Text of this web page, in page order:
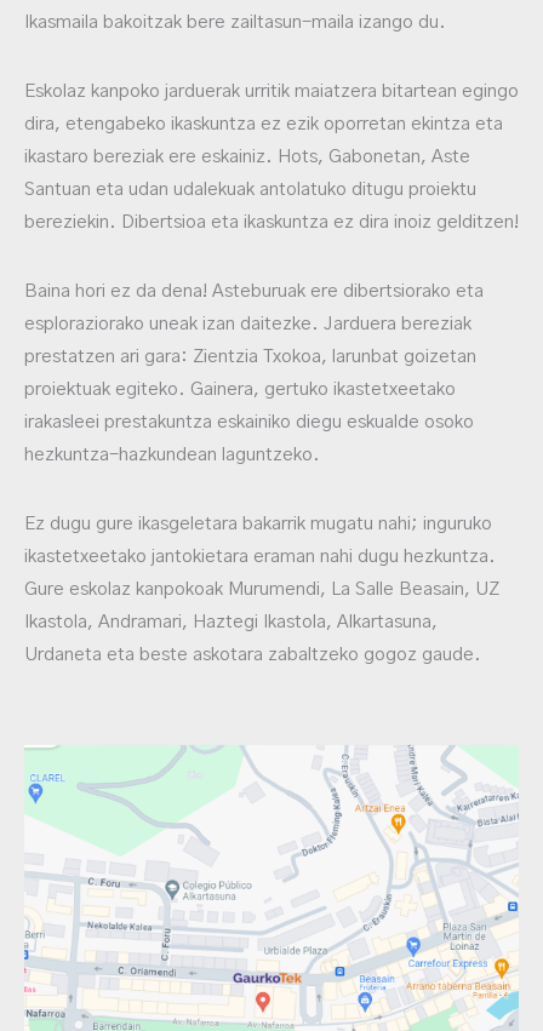
Ikasmaila bakoitzak bere zailtasun-maila izango du.
Eskolaz kanpoko jarduerak urritik maiatzera bitartean egingo
dira, etengabeko ikaskuntza ez ezik oporretan ekintza eta
ikastaro bereziak ere eskainiz. Hots, Gabonetan, Aste
Santuan eta udan udalekuak antolatuko ditugu proiektu
bereziekin. Dibertsioa eta ikaskuntza ez dira inoiz gelditzen!
Baina hori ez da dena! Asteburuak ere dibertsiorako eta
esploraziorako uneak izan daitezke. Jarduera bereziak
prestatzen ari gara: Zientzia Txokoa, larunbat goizetan
proiektuak egiteko. Gainera, gertuko ikastetxeetako
irakasleei prestakuntza eskainiko diegu eskualde osoko
hezkuntza-hazkundean laguntzeko.
Ez dugu gure ikasgeletara bakarrik mugatu nahi; inguruko
ikastetxeetako jantokietara eraman nahi dugu hezkuntza.
Gure eskolaz kanpokoak Murumendi, La Salle Beasain, UZ
Ikastola, Andramari, Haztegi Ikastola, Alkartasuna,
Urdaneta eta beste askotara zabaltzeko gogoz gaude.